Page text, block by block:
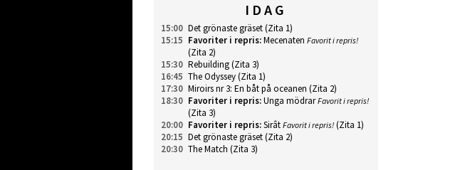
IDAG
15:00 Det grönaste gräset(Zita 1)
15:15 Favoriter i repris:Mecenaten Favorit i repris!
(Zita 2)
15:30 Rebuilding(Zita 3)
16:45 The Odyssey(Zita 1)
17:30 Miroirs nr 3: En båt på oceanen (Zita 2)
18:30 Favoriter i repris:Unga mödrar Favorit i repris!
(Zita 3)
20:00 Favoriter i repris:Sirât Favorit i repris! (Zita 1)
20:15 Det grönaste gräset(Zita 2)
20:30 The Match (Zita 3)